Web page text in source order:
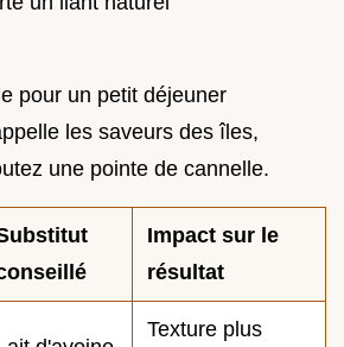
pour un petit déjeuner
les saveurs des îles,
une pointe de cannelle.
Impact sur le
résultat
Texture plus